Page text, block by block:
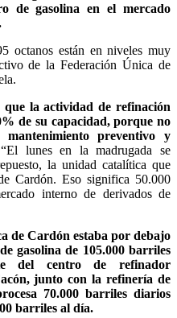
de gasolina en el mercado
octanos están en niveles muy
de la Federación Única de
la actividad de refinación
de su capacidad, porque no
preventivo y
lunes en la madrugada se
la unidad catalítica que
Cardón. Eso significa 50.000
interno de derivados de
de Cardón estaba por debajo
gasolina de 105.000 barriles
del centro de refinador
junto con la refinería de
70.000 barriles diarios
barriles al día.